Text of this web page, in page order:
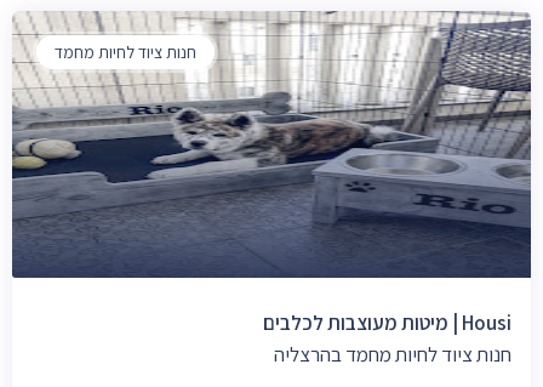
חנות ציוד לחיות מחמד
Housi | מיטות מעוצבות לכלבים
חנות ציוד לחיות מחמד בהרצליה